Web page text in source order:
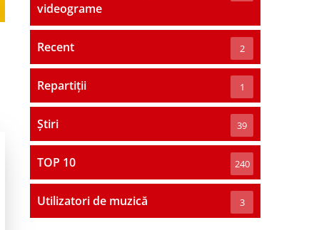
videograme
Recent 2
Repartiții 1
Știri 39
TOP 10 240
Utilizatori de muzică 3